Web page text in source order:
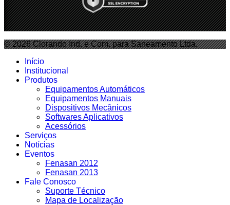
© 2026 Clorando Ind. e Com. para Saneamento Ltda.
Início
Institucional
Produtos
Equipamentos Automáticos
Equipamentos Manuais
Dispositivos Mecânicos
Softwares Aplicativos
Acessórios
Serviços
Notícias
Eventos
Fenasan 2012
Fenasan 2013
Fale Conosco
Suporte Técnico
Mapa de Localização